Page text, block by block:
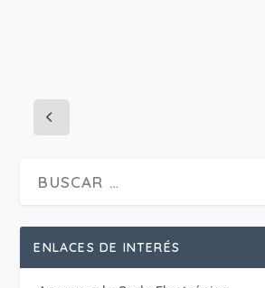
ENLACES DE INTERÉS